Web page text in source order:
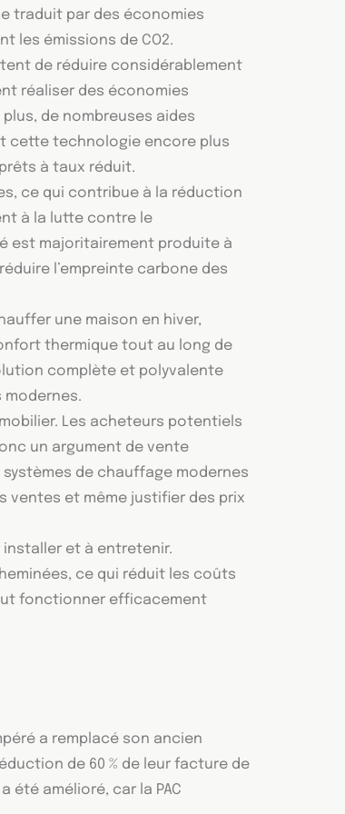
traduit par des économies
les émissions de CO2.
de réduire considérablement
réaliser des économies
de nombreuses aides
cette technologie encore plus
à taux réduit.
ce qui contribue à la réduction
à la lutte contre le
est majoritairement produite à
l’empreinte carbone des
une maison en hiver,
thermique tout au long de
complète et polyvalente
Les acheteurs potentiels
un argument de vente
de chauffage modernes
et même justifier des prix
et à entretenir.
ce qui réduit les coûts
fonctionner efficacement
a remplacé son ancien
de 60 % de leur facture de
été amélioré, car la PAC